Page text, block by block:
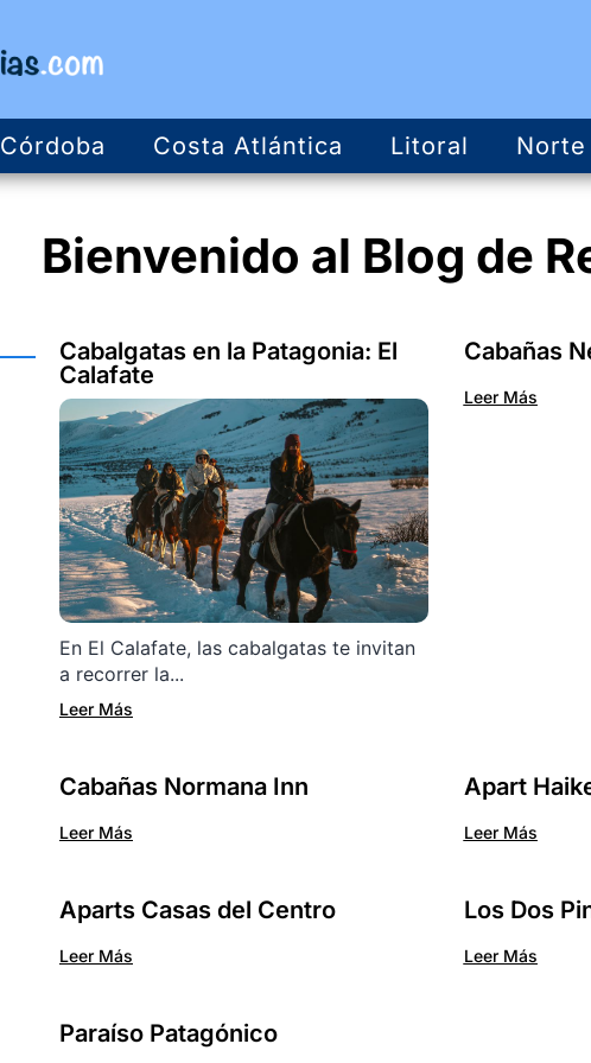
Córdoba Costa Atlántica Litoral Norte
Bienvenido al Blog de
Cabalgatas en la Patagonia: El
Calafate
En El Calafate, las cabalgatas te invitan
a recorrer la...
Leer Más
Cabañas
Leer Más
Cabañas Normana Inn
Leer Más
Apart
Leer Más
Aparts Casas del Centro
Leer Más
Los Dos
Leer Más
Paraíso Patagónico